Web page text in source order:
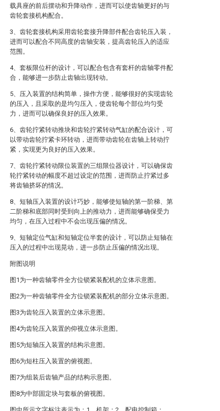
载具座的前后摆动和升降动作，进而可以使齿轴更好的与
齿轮套接机构配合。
3、齿轮套接机构采用齿轮套接升降部件配合齿轮压入装，
进而可以配合不同高度的齿轴安装，提高齿轮压入的适应
范围。
4、套板限位杆的设计，可以配合包含有套杆的齿轴零件配
合，能够进一步防止齿轴出现转动。
5、压入装置的结构简单，操作方便，能够很好的实现齿轮
的压入，且采取的是均匀压入，使齿轮每个部位均匀受
力，进而可以确保良好的压入效果。
6、齿轮拧紧转动推块和齿轮拧紧转动气缸的配合设计，可
以带动齿轮拧紧卡环转动，进而带动齿轮在齿轴上转动拧
紧，实现更为良好的压入效果。
7、齿轮拧紧转动限位装置的三组限位器设计，可以确保齿
轮拧紧转动的幅度不超过设定的范围，进而防止拧紧过多
将齿轴挤坏的情况。
8、短轴压入装置的设计巧妙，能够使短轴的第一阶梯、第
二阶梯和底部同时受到向上的推动力，进而能够确保受力
均匀，在压入过程中不会出现压偏的情况。
9、短轴定位气缸和短轴定位半套的设计，可以防止短轴在
压入的过程中出现晃动，进一步防止压偏的情况出现。
附图说明
图1为一种齿轴零件全方位锁紧装配机的立体示意图。
图2为一种齿轴零件全方位锁紧装配机的部分立体示意图。
图3为齿轮压入装置的立体示意图。
图4为齿轮压入装置的仰视立体示意图。
图5为短轴压入装置的结构示意图。
图6为短柱压入装置的俯视图。
图7为组装后齿轴产品的结构示意图。
图8为中部固定块与套板的俯视图。